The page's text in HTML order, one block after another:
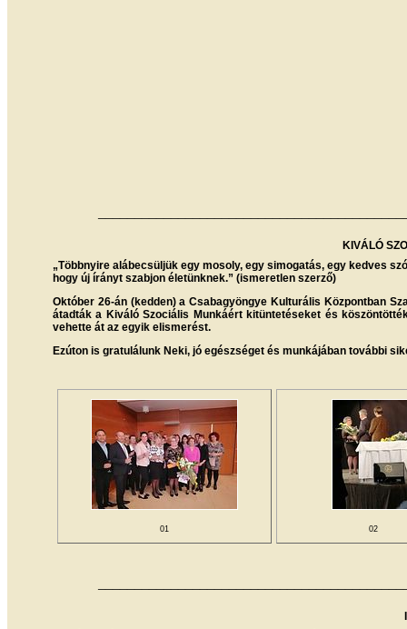
KIVÁLÓ
„Többnyire alábecsüljük egy mosoly, egy simogatás, egy kedves
hogy új írányt szabjon életünknek.” (ismeretlen szerző)
Október 26-án (kedden) a Csabagyöngye Kulturális Központban
átadták a Kiváló Szociális Munkáért kitüntetéseket és
vehette át az egyik elismerést.
Ezúton is gratulálunk Neki, jó egészséget és munkájában további
01 02